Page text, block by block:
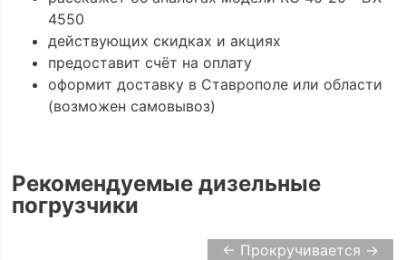
4550
действующих скидках и акциях
предоставит счёт на оплату
оформит доставку в Ставрополе или области
(возможен самовывоз)
Рекомендуемые дизельные
погрузчики
← Прокручивается →